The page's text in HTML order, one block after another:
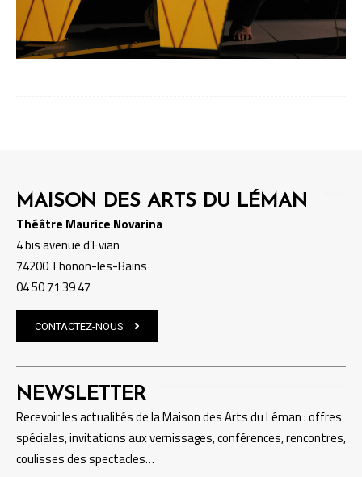
MAISON DES ARTS DU LÉMAN
Théâtre Maurice Novarina
4 bis avenue d’Evian
74200 Thonon-les-Bains
04 50 71 39 47
CONTACTEZ-NOUS
NEWSLETTER
Recevoir les actualités de la Maison des Arts du Léman : offres
spéciales, invitations aux vernissages, conférences, rencontres,
coulisses des spectacles…